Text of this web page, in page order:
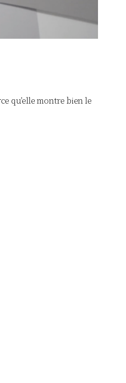
qu’elle montre bien le